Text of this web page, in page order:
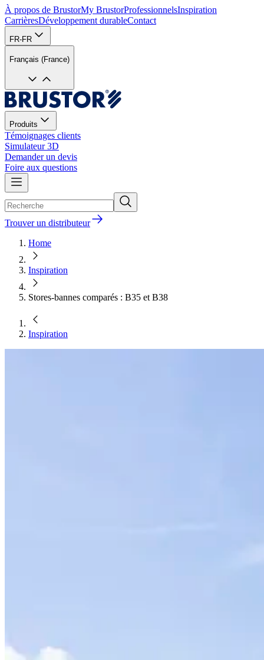
À propos de BrustorMy BrustorProfessionnelsInspiration
CarrièresDéveloppement durableContact
FR-FR
Français (France)
Produits
Témoignages clients
Simulateur 3D
Demander un devis
Foire aux questions
Trouver un distributeur
Home
Inspiration
Stores-bannes comparés : B35 et B38
Inspiration